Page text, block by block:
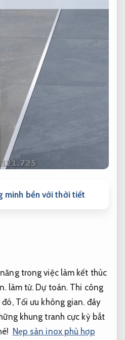
minh bền với thời tiết
trong việc làm kết thúc
làm từ. Dự toán. Thi công
đó, Tối ưu không gian. đây
khung tranh cực kỳ bắt
Nẹp sàn inox phù hợp